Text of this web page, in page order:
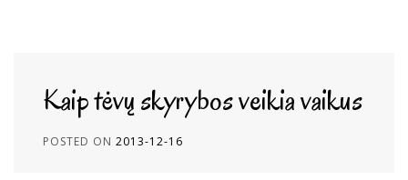
Kaip tėvų skyrybos veikia vaikus
POSTED ON 2013-12-16